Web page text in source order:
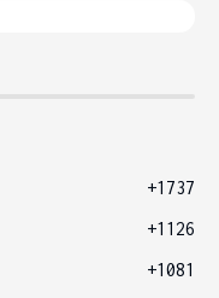
+1737
+1126
+1081